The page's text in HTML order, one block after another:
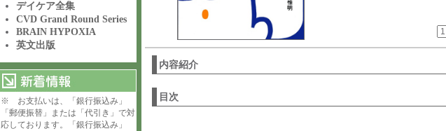
デイケア全集
CVD Grand Round Series
BRAIN HYPOXIA
英文出版
※ お支払いは、「銀行振込み」
「郵便振替」または「代引き」で対
応しております。「銀行振込み」
内容紹介
目次